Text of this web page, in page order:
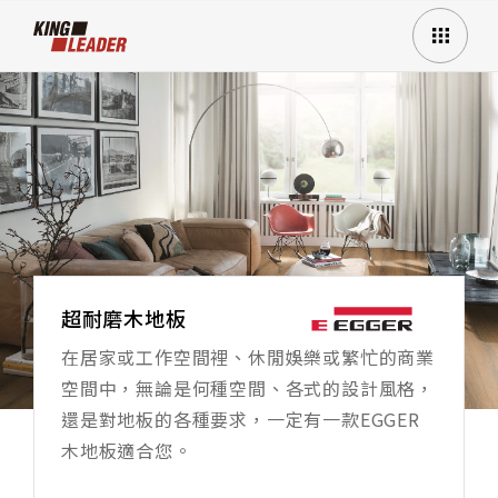
超耐磨木地板
在居家或工作空間裡、休閒娛樂或繁忙的商業
空間中，無論是何種空間、各式的設計風格，
還是對地板的各種要求，一定有一款EGGER
木地板適合您。